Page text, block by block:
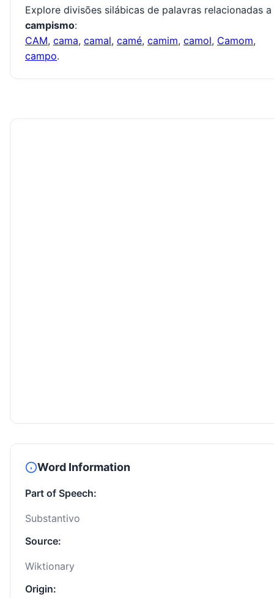
Explore divisões silábicas de palavras relacionadas a
campismo:
CAM, cama, camal, camé, camim, camol, Camom,
campo.
Word Information
Part of Speech:
Substantivo
Source:
Wiktionary
Origin: